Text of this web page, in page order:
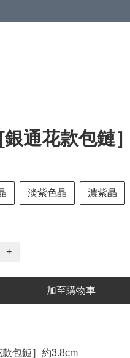
通花款包鏈］
淡紫色晶 濃紫晶
+
加至購物車
包鏈］約3.8cm